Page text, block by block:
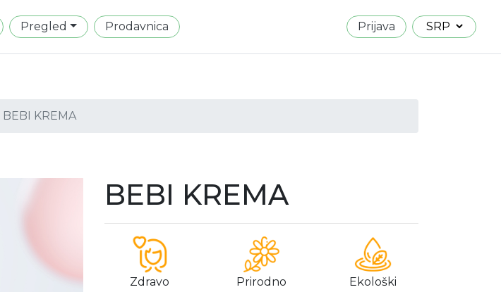
Prijava
Pregled Prodavnica
BEBI KREMA
BEBI KREMA
Zdravo Prirodno Ekološki